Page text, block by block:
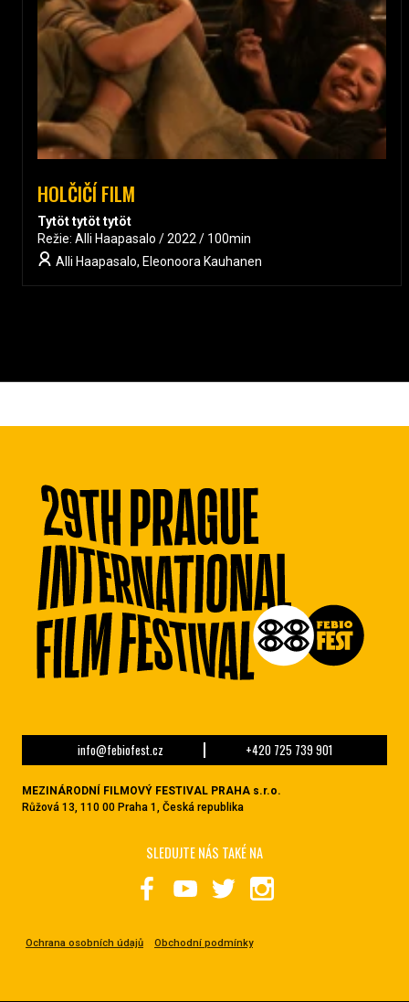
HOLČIČÍ FILM
Tytöt tytöt tytöt
Režie: Alli Haapasalo / 2022 / 100min
Alli Haapasalo, Eleonoora Kauhanen
info@febiofest.cz +420 725 739 901
MEZINÁRODNÍ FILMOVÝ FESTIVAL PRAHA s.r.o.
Růžová 13, 110 00 Praha 1, Česká republika
Ochrana osobních údajů Obchodní podmínky
SLEDUJTE NÁS TAKÉ NA